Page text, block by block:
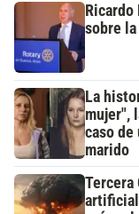
sobre
La
mujer",
caso de
marido